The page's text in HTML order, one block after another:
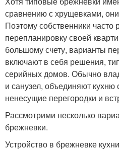
сравнению с хрущевками,
Поэтому собственники
перепланировку своей
большому счету, варианты
включают в себя решения,
серийных домов. Обычно
и санузел, объединяют
ненесущие перегородки и
Рассмотрими несколько
брежневки.
Устройство в брежневке